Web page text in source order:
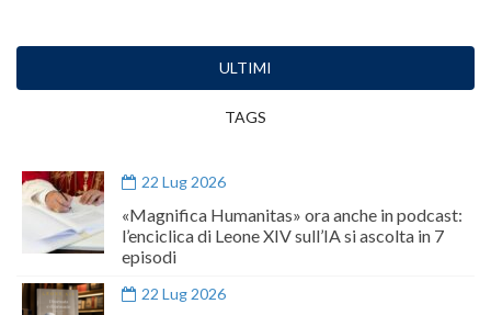
ULTIMI
TAGS
22 Lug 2026
«Magnifica Humanitas» ora anche in podcast:
l’enciclica di Leone XIV sull’IA si ascolta in 7
episodi
22 Lug 2026